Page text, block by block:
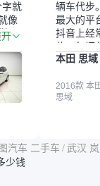
字就
像
，
。
我
水
报
一
辆车代步
最大的平
抖音上经
的。每辆
这个让我
车全凭
买。我买
色，过户
平台，车
竟有保障
本田 思域
2016款 本
思域
汽车 二手车 / 武汉
少钱